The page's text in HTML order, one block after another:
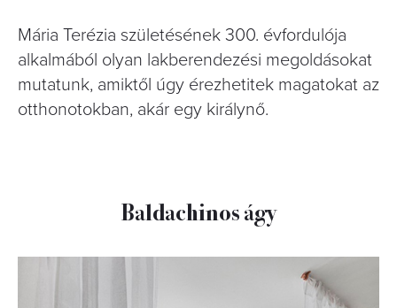
Mária Terézia születésének 300. évfordulója
alkalmából olyan lakberendezési megoldásokat
mutatunk, amiktől úgy érezhetitek magatokat az
otthonotokban, akár egy királynő.
Baldachinos ágy